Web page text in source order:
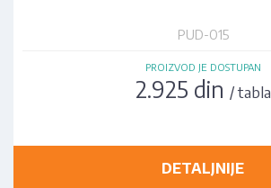
PUD-O15
PROIZVOD JE DOSTUPAN
2.925 din / tabla
DETALJNIJE